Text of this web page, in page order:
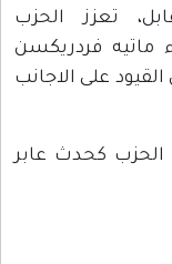
تعزز الحزب
ماتيه فردريكسن
على الاجانب
الحزب كحدث عابر